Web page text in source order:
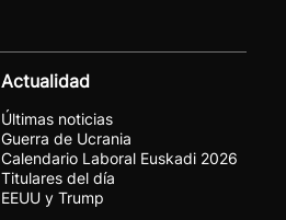
Actualidad
Últimas noticias
Guerra de Ucrania
Calendario Laboral Euskadi 2026
Titulares del día
EEUU y Trump